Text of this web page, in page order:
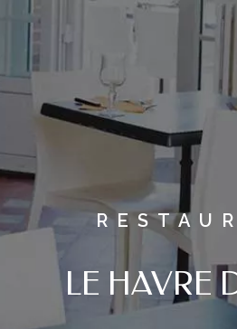
LE HAVRE